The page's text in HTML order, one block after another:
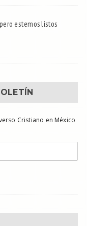
estemos listos
Cristiano en México